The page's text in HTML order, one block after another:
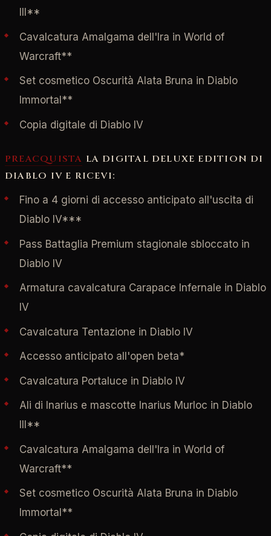
III**
Cavalcatura Amalgama dell'Ira in World of
Warcraft**
Set cosmetico Oscurità Alata Bruna in Diablo
Immortal**
Copia digitale di Diablo IV
PREACQUISTA LA DIGITAL DELUXE EDITION DI
DIABLO IV E RICEVI:
Fino a 4 giorni di accesso anticipato all'uscita di
Diablo IV***
Pass Battaglia Premium stagionale sbloccato in
Diablo IV
Armatura cavalcatura Carapace Infernale in Diablo
IV
Cavalcatura Tentazione in Diablo IV
Accesso anticipato all'open beta*
Cavalcatura Portaluce in Diablo IV
Ali di Inarius e mascotte Inarius Murloc in Diablo
III**
Cavalcatura Amalgama dell'Ira in World of
Warcraft**
Set cosmetico Oscurità Alata Bruna in Diablo
Immortal**